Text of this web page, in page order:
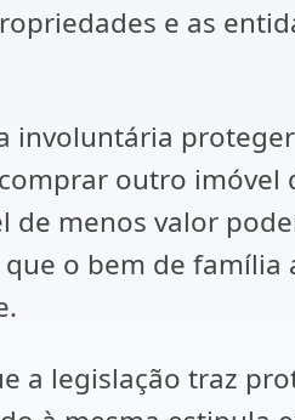
e as
proteger a
outro
de menos valor
o bem de
traz